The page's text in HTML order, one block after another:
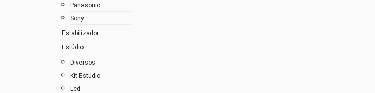
Panasonic
Sony
Estabilizador
Estúdio
Diversos
Kit Estúdio
Led